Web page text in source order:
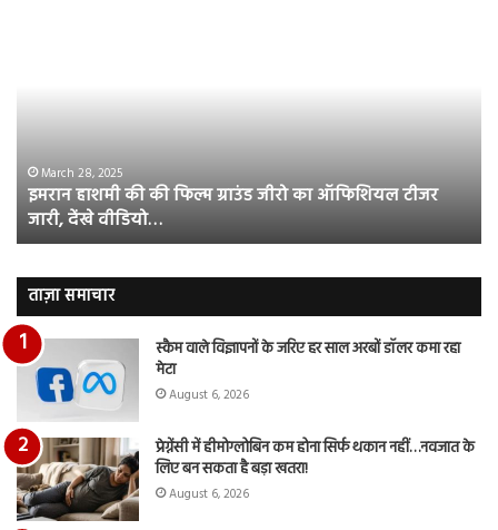
का
ऑफिशियल
टीजर
जारी,
वीडियो…
March 28, 2025
इमरान हाशमी की की फिल्म ग्राउंड जीरो का ऑफिशियल टीजर
जारी, देंखे वीडियो…
ताज़ा समाचार
स्कैम वाले विज्ञापनों के जरिए हर साल अरबों डॉलर कमा रहा
मेटा
August 6, 2026
प्रेग्नेंसी में हीमोग्लोबिन कम होना सिर्फ थकान नहीं…नवजात के
लिए बन सकता है बड़ा खतरा!
August 6, 2026